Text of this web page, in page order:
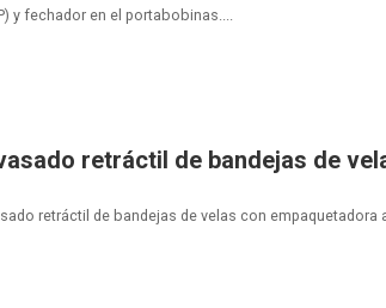
y fechador en el portabobinas....
retráctil de bandejas de
retráctil de bandejas de velas con empaquetadora